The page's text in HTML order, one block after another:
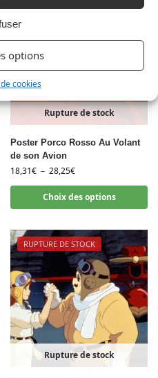
options
cookies
Rupture de stock
Poster Porco Rosso Au Volant
de son Avion
18,31€ – 28,25€
Choix des options
RUPTURE DE STOCK
Rupture de stock